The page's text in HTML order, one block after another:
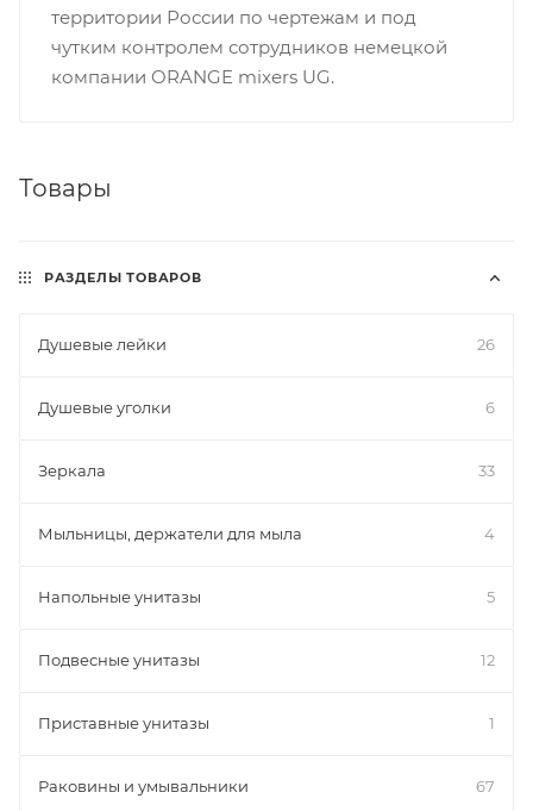
территории России по чертежам и под
чутким контролем сотрудников немецкой
компании ORANGE mixers UG.
Товары
РАЗДЕЛЫ ТОВАРОВ
Душевые лейки 26
Душевые уголки 6
Зеркала 33
Мыльницы, держатели для мыла 4
Напольные унитазы 5
Подвесные унитазы 12
Приставные унитазы 1
Раковины и умывальники 67